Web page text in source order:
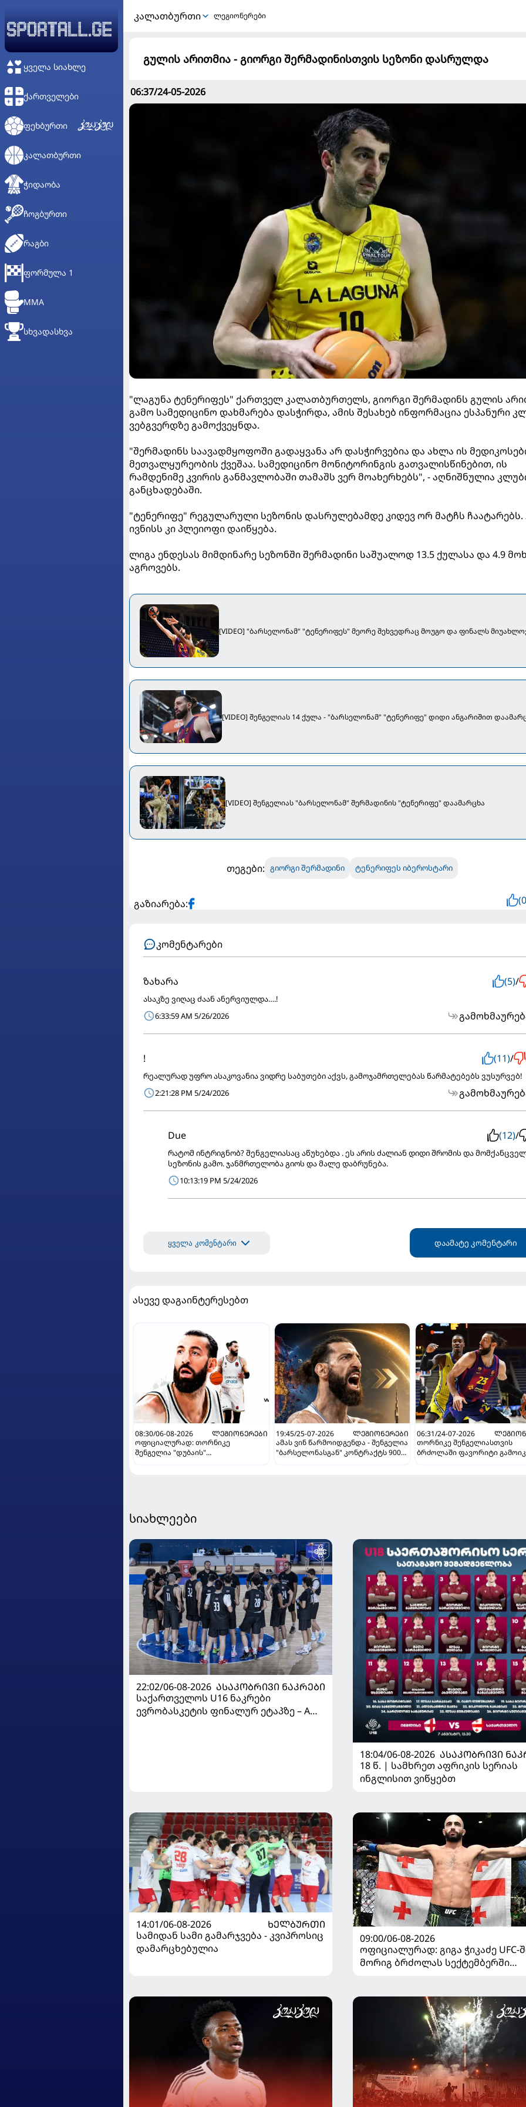
ᲧᲕᲔᲚᲐ ᲡᲘᲐᲮᲚᲔ
ᲥᲐᲠᲗᲕᲔᲚᲔᲑᲘ
ᲤᲔᲮᲑᲣᲠᲗᲘ
ᲙᲐᲚᲐᲗᲑᲣᲠᲗᲘ
ᲭᲘᲓᲐᲝᲑᲐ
ᲩᲝᲒᲑᲣᲠᲗᲘ
ᲠᲐᲒᲑᲘ
ᲤᲝᲠᲛᲣᲚᲐ 1
MMA
ᲡᲮᲕᲐᲓᲐᲡᲮᲕᲐ
ᲙᲐᲚᲐᲗᲑᲣᲠᲗᲘ ლეგიონერები
გულის არითმია - გიორგი შერმადინისთვის სეზონი დასრულდა
06:37/24-05-2026
"ლაგუნა ტენერიფეს" ქართველ კალათბურთელს, გიორგი შერმადინს გულის
გამო სამედიცინო დახმარება დასჭირდა, ამის შესახებ ინფორმაცია ესპანური
ვებგვერდზე გამოქვეყნდა.
"შერმადინს საავადმყოფოში გადაყვანა არ დასჭირვებია და ახლა ის
მეთვალყურეობის ქვეშაა. სამედიცინო მონიტორინგის გათვალისწინებით, ის
რამდენიმე კვირის განმავლობაში თამაშს ვერ მოახერხებს", - აღნიშნულია
განცხადებაში.
"ტენერიფე" რეგულარული სეზონის დასრულებამდე კიდევ ორ მატჩს ჩაატარებს.
ივნისს კი პლეიოფი დაიწყება.
ლიგა ენდესას მიმდინარე სეზონში შერმადინი საშუალოდ 13.5 ქულასა და 4.9
აგროვებს.
[VIDEO] "ბარსელონამ" "ტენერიფეს" მეორე შეხვედრაც მოუგო და ფინალს
[VIDEO] შენგელიას 14 ქულა - "ბარსელონამ" "ტენერიფე" დიდი ანგარიშით
[VIDEO] შენგელიას "ბარსელონამ" შერმადინის "ტენერიფე" დაამარცხა
თეგები: გიორგი შერმადინი ტენერიფეს იბეროსტარი
გაზიარება:
კომენტარები
ზახარა (5)/
ასაკზე ვიღაც ძაან ანერვიულდა….!
6:33:59 AM 5/26/2026
! (11)/
რეალურად უფრო ასაკოვანია ვიდრე საბუთები აქვს, გამოჯამრთელებას წარმატებებს ვუსურვებ!
2:21:28 PM 5/24/2026
Due (12)/
რატომ ინტრიგნობ? შენგელიასაც აწუხებდა . ეს არის ძალიან დიდი შრომის და
სეზონის გამო. ჯანმრთელობა გიოს და მალე დაბრუნება.
10:13:19 PM 5/24/2026
ყველა კომენტარი დაამატე კომენტარი
ასევე დაგაინტერესებთ
08:30/06-08-2026
ᲚᲔᲒᲘᲝᲜᲔᲠᲔᲑᲘ
ოფიციალურად: თორნიკე
შენგელია "დუბაის"
19:45/25-07-2026
ᲚᲔᲒᲘᲝᲜᲔᲠᲔᲑᲘ
ამას ვინ წარმოიდგენდა - შენგელია
"ბარსელონასგან" კონტრაქტს 900
06:31/24-07-2026
თორნიკე შენგელიასთვის
ბრძოლაში ფავორიტი
სიახლეები
22:02/06-08-2026 ᲐᲡᲐᲙᲝᲑᲠᲘᲕᲘ ᲜᲐᲙᲠᲔᲑᲘ
საქართველოს U16 ნაკრები
ევრობასკეტის ფინალურ ეტაპზე – A
18:04/06-08-2026 ᲐᲡᲐᲙᲝᲑᲠᲘᲕᲘ
18 წ. | სამხრეთ აფრიკის სერიას
ინგლისით ვიწყებთ
14:01/06-08-2026
ᲮᲔᲚᲑᲣᲠᲗᲘ
სამიდან სამი გამარჯვება - კვიპროსიც
დამარცხებულია
09:00/06-08-2026
ოფიციალურად: გიგა ჭიკაძე UFC-
მორიგ ბრძოლას სექტემბერში